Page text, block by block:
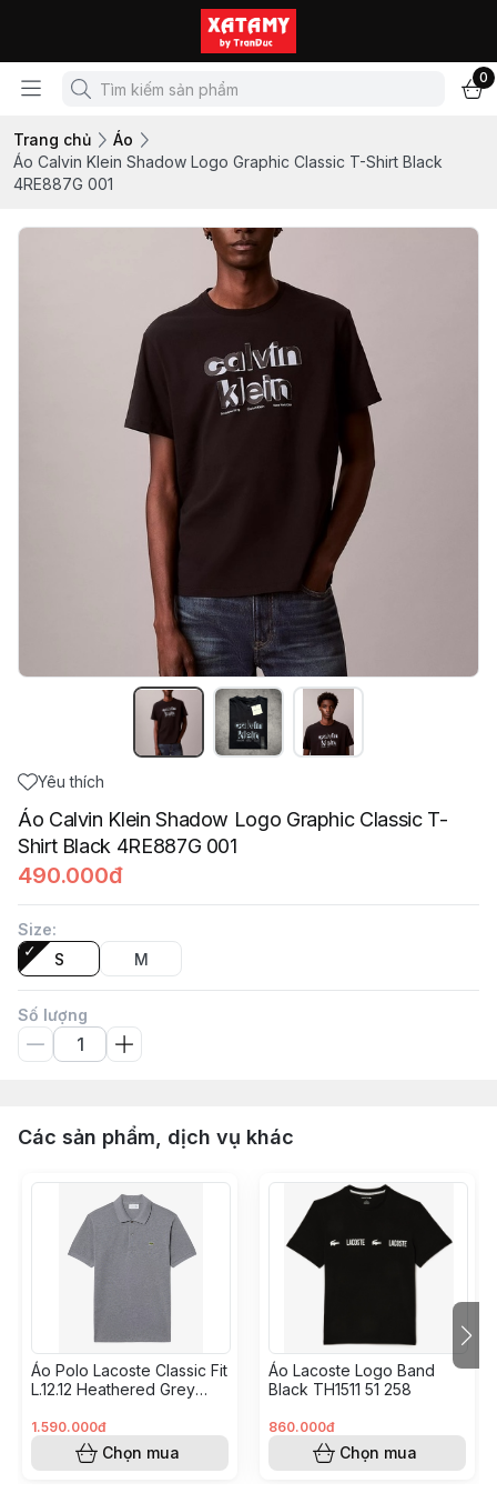
0
Trang chủ
Áo
Áo Calvin Klein Shadow Logo Graphic Classic T-Shirt Black
4RE887G 001
Yêu thích
Áo Calvin Klein Shadow Logo Graphic Classic T-
Shirt Black 4RE887G 001
490.000đ
Size:
S
M
Số lượng
Các sản phẩm, dịch vụ khác
Áo Polo Lacoste Classic Fit
L.12.12 Heathered Grey
1.590.000đ
Chọn mua
Áo Lacoste Logo Band
Black TH1511 51 258
860.000đ
Chọn mua